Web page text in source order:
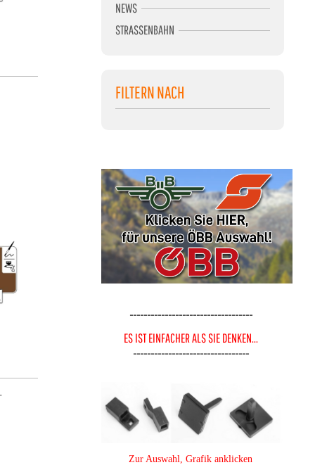
NEWS
STRASSENBAHN
FILTERN NACH
-----------------------------------
ES IST EINFACHER ALS SIE DENKEN...
---------------------------------
Zur Auswahl, Grafik anklicken